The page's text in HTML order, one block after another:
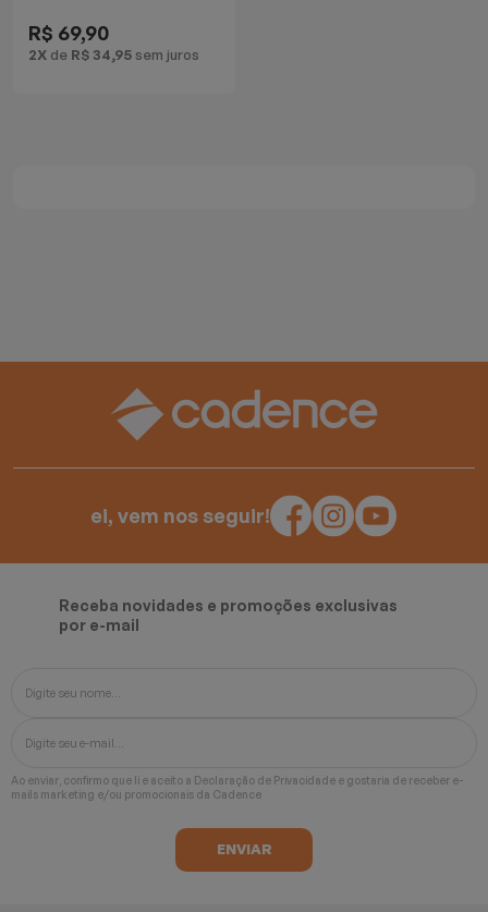
R$ 69,90
2X de R$ 34,95 sem juros
ei, vem nos seguir!
Receba novidades e promoções exclusivas
por e-mail
Ao enviar, confirmo que li e aceito a Declaração de Privacidade e gostaria de receber e-
mails marketing e/ou promocionais da Cadence
Batedeiras